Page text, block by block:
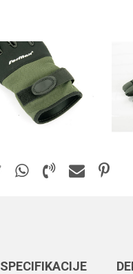
SPECIFIKACIJЕ